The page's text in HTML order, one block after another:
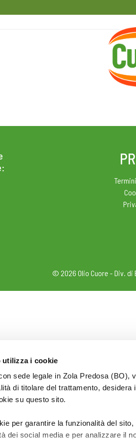
utilizza i cookie
sede legale in Zola Predosa (BO),
di titolare del trattamento,
su questo sito.
per garantire la funzionalità del
dei social media e per analizzare il
© 2026 Olio Cuore - Div. di